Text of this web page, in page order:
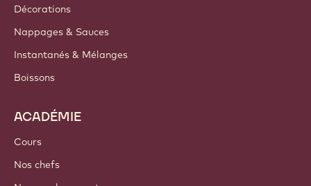
Décorations
Nappages & Sauces
Instantanés & Mélanges
Boissons
ACADÉMIE
Cours
Nos chefs